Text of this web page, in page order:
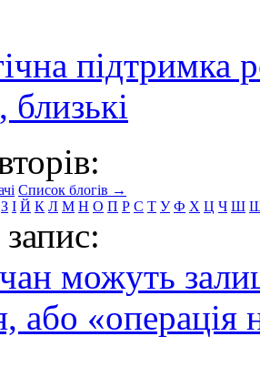
підтримка
близькі
Список блогів →
З І Й К Л М Н О П Р С Т У Ф Х Ц Ч Ш
можуть
або «операція